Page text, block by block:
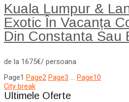
Kuala Lumpur &
Exotic În Vacanța
Din Constanta Sau
de la 1675€/ persoana
Page1 Page2 Page3 … Page10
City break
Ultimele Oferte